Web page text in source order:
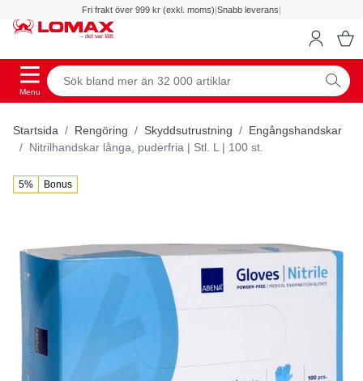
Fri frakt över 999 kr (exkl. moms)|Snabb leverans|
Menu
Startsida Rengöring Skyddsutrustning
Engångshandskar
Nitrilhandskar långa, puderfria | Stl. L | 100 st.
5% Bonus